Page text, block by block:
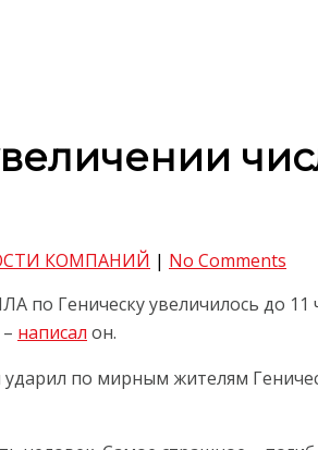
КОМПАНИЙ | No Comments
по Геническу увеличилось до
написал он.
ударил по мирным жителям